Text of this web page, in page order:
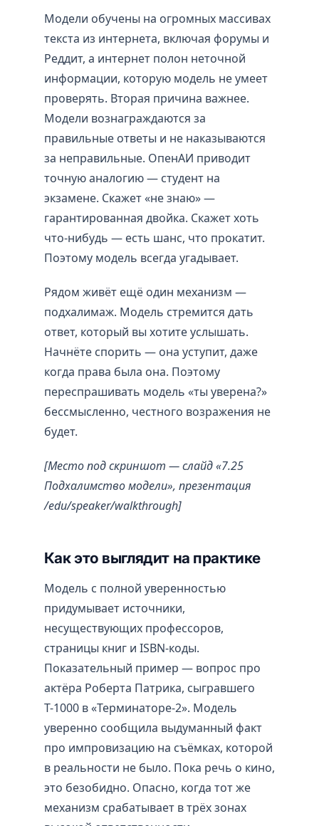
Модели обучены на огромных массивах
текста из интернета, включая форумы и
Реддит, а интернет полон неточной
информации, которую модель не умеет
проверять. Вторая причина важнее.
Модели вознаграждаются за
правильные ответы и не наказываются
за неправильные. ОпенАИ приводит
точную аналогию — студент на
экзамене. Скажет «не знаю» —
гарантированная двойка. Скажет хоть
что-нибудь — есть шанс, что прокатит.
Поэтому модель всегда угадывает.
Рядом живёт ещё один механизм —
подхалимаж. Модель стремится дать
ответ, который вы хотите услышать.
Начнёте спорить — она уступит, даже
когда права была она. Поэтому
переспрашивать модель «ты уверена?»
бессмысленно, честного возражения не
будет.
[Место под скриншот — слайд «7.25
Подхалимство модели», презентация
/edu/speaker/walkthrough]
Как это выглядит на практике
Модель с полной уверенностью
придумывает источники,
несуществующих профессоров,
страницы книг и ISBN-коды.
Показательный пример — вопрос про
актёра Роберта Патрика, сыгравшего
Т-1000 в «Терминаторе-2». Модель
уверенно сообщила выдуманный факт
про импровизацию на съёмках, которой
в реальности не было. Пока речь о кино,
это безобидно. Опасно, когда тот же
механизм срабатывает в трёх зонах